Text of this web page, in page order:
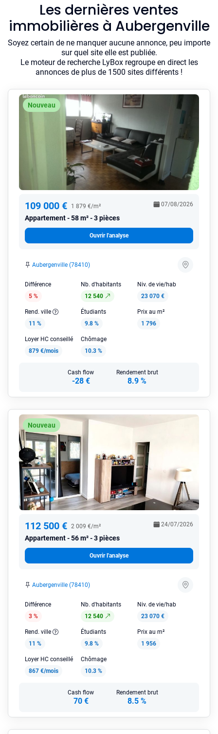
Les dernières ventes
immobilières à Aubergenville
Soyez certain de ne manquer aucune annonce, peu importe
sur quel site elle est publiée.
Le moteur de recherche LyBox regroupe en direct les
annonces de plus de 1500 sites différents !
Nouveau
109 000 € 1 879 €/m²
Appartement 58 m² - 3 pièces
07/08/2026
Ouvrir l'analyse
Aubergenville (78410)
Différence
5 %
Nb. d'habitants
12 540
Niv. de vie/hab
23 070 €
Rend. ville
11 %
Étudiants
9.8 %
Prix au m²
1 796
Loyer HC conseillé
879 €/mois
Chômage
10.3 %
Cash flow
-28 €
Rendement brut
8.9 %
Nouveau
112 500 € 2 009 €/m²
Appartement 56 m² - 3 pièces
24/07/2026
Ouvrir l'analyse
Aubergenville (78410)
Différence
3 %
Nb. d'habitants
12 540
Niv. de vie/hab
23 070 €
Rend. ville
11 %
Étudiants
9.8 %
Prix au m²
1 956
Loyer HC conseillé
867 €/mois
Chômage
10.3 %
Cash flow
70 €
Rendement brut
8.5 %